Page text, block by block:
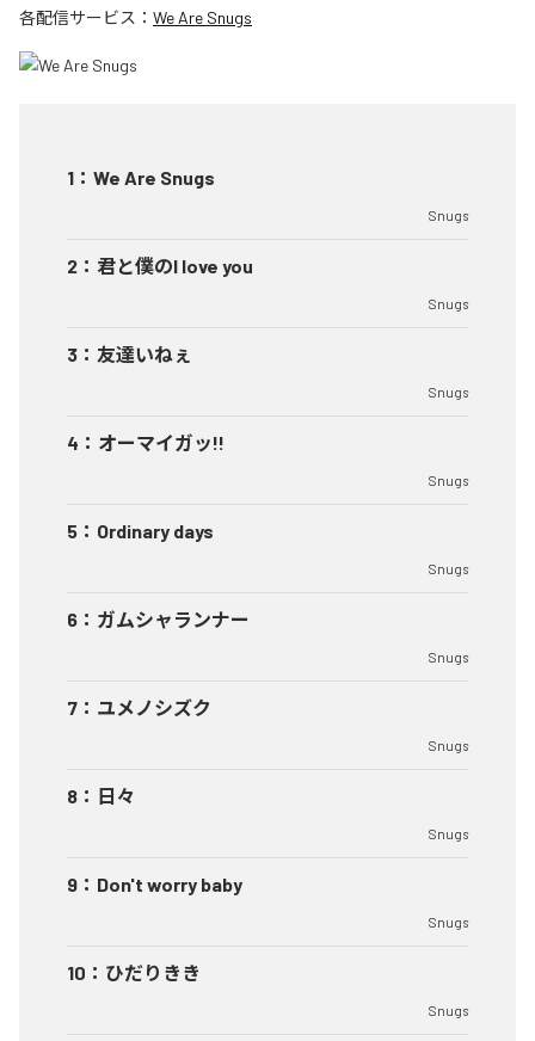
各配信サービス： We Are Snugs
1 ： We Are Snugs
Snugs
2 ： 君と僕のI love you
Snugs
3 ： 友達いねぇ
Snugs
4 ： オーマイガッ!!
Snugs
5 ： Ordinary days
Snugs
6 ： ガムシャランナー
Snugs
7 ： ユメノシズク
Snugs
8 ： 日々
Snugs
9 ： Don't worry baby
Snugs
10 ： ひだりきき
Snugs